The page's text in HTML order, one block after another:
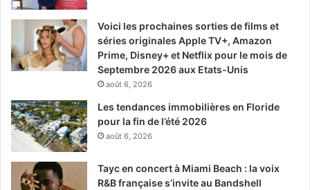
Voici les prochaines sorties de films et
séries originales Apple TV+, Amazon
Prime, Disney+ et Netflix pour le mois de
Septembre 2026 aux Etats-Unis
août 6, 2026
Les tendances immobilières en Floride
pour la fin de l’été 2026
août 6, 2026
Tayc en concert à Miami Beach : la voix
R&B française s’invite au Bandshell